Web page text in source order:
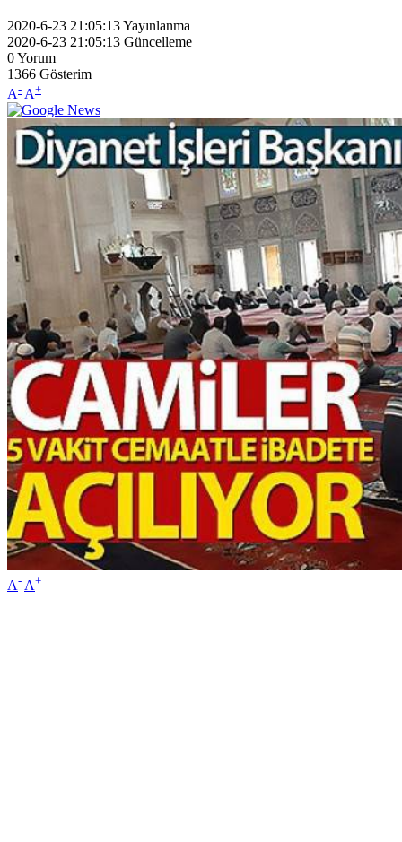
2020-6-23 21:05:13Yayınlanma
2020-6-23 21:05:13 Güncelleme
0Yorum
1366 Gösterim
A- A+
A- A+